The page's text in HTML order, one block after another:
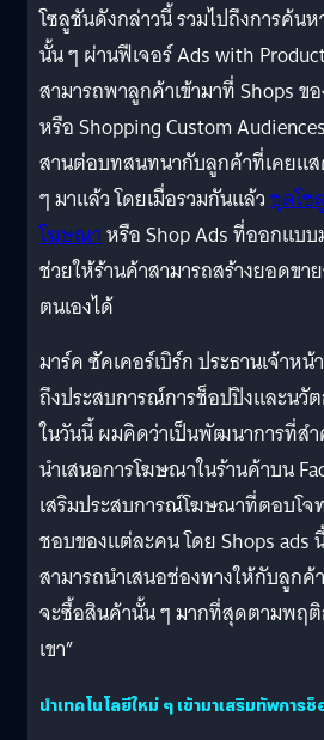
โซลูชันดังกล่าวนี้ รวมไปถึงการค้น
นั้น ๆ ผ่านฟีเจอร์ Ads with
สามารถพาลูกค้าเข้ามาที่ Shops ข
หรือ Shopping Custom
สานต่อบทสนทนากับลูกค้าที่เคยแ
ๆ มาแล้ว โดยเมื่อรวมกันแล้วชุดโซ
โฆษณาหรือ Shop Ads ที่ออกแบ
ช่วยให้ร้านค้าสามารถสร้างยอดข
ตนเองได้
มาร์ค ซัคเคอร์เบิร์ก ประธานเจ้าห
ถึงประสบการณ์การช็อปปิงและนวัต
ในวันนี้ ผมคิดว่าเป็นพัฒนาการที่สำ
นำเสนอการโฆษณาในร้านค้าบน
เสริมประสบการณ์โฆษณาที่ตอบโจ
ชอบของแต่ละคน โดย Shops ads
สามารถนำเสนอช่องทางให้กับลูก
จะซื้อสินค้านั้น ๆ มากที่สุดตามพฤ
เขา”
นำเทคโนโลยีใหม่ ๆ เข้ามาเสริมทัพกา